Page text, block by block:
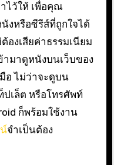
ไว้ให้ เพื่อคุณ
งหรือซีรีส์ที่ถูกใจได้
องเสียค่าธรรมเนียม
ามาดูหนังบนเว็บของ
อ ไม่ว่าจะดูบน
เล็ต หรือโทรศัพท์
ก็พร้อมใช้งาน
จำเป็นต้อง